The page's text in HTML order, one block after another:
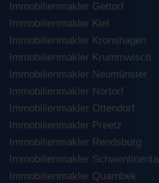
Immobilienmakler Gettorf
Immobilienmakler Kiel
Immobilienmakler Kronshagen
Immobilienmakler Krummwisch
Immobilienmakler Neumünster
Immobilienmakler Nortorf
Immobilienmakler Ottendorf
Immobilienmakler Preetz
Immobilienmakler Rendsburg
Immobilienmakler Schwentinental
Immobilienmakler Quarnbek